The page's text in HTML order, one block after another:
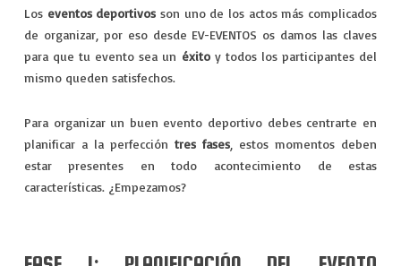
CONVENCIONES
INCENTIVOS
MERCHANDISING
VIAJES
CONTACTO
BLOG
Los eventos deportivos son uno de los actos más complicados
de organizar, por eso desde EV-EVENTOS os damos las claves
para que tu evento sea un éxitoy todos los participantes del
mismo queden satisfechos.
Para organizar un buen evento deportivo debes centrarte en
planificar a la perfección tres fases , estos momentos deben
estar presentes en todo acontecimiento de estas
características. ¿Empezamos?